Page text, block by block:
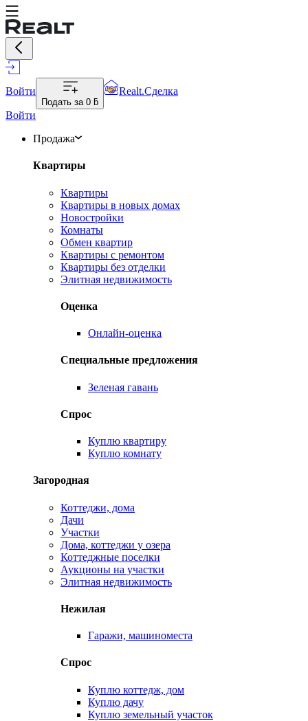
Войти
Подать за 0 ƃ
Realt.Сделка
Войти
Продажа
Квартиры
Квартиры
Квартиры в новых домах
Новостройки
Комнаты
Обмен квартир
Квартиры с ремонтом
Квартиры без отделки
Элитная недвижимость
Оценка
Онлайн-оценка
Специальные предложения
Зеленая гавань
Спрос
Куплю квартиру
Куплю комнату
Загородная
Коттеджи, дома
Дачи
Участки
Дома, коттеджи у озера
Коттеджные поселки
Аукционы на участки
Элитная недвижимость
Нежилая
Гаражи, машиноместа
Спрос
Куплю коттедж, дом
Куплю дачу
Куплю земельный участок